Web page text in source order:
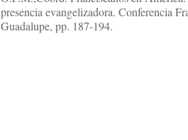
presencia evangelizadora. Conferencia
Guadalupe, pp. 187-194.